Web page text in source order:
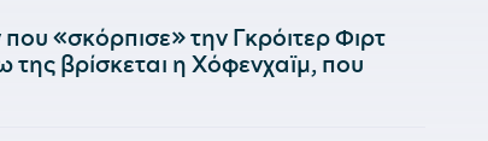
«σκόρπισε» την Γκρόιτερ Φιρτ
βρίσκεται η Χόφενχαϊμ, που